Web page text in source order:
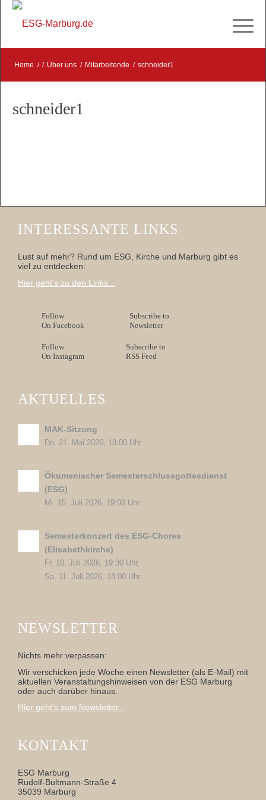
Home / / Über uns / Mitarbeitende / schneider1
schneider1
INTERESSANTE LINKS
Lust auf mehr? Rund um ESG, Kirche und Marburg gibt es
viel zu entdecken:
Hier geht's zu den Links...
Follow
On Facebook
Subscribe to
Newsletter
Follow
On Instagram
Subscribe to
RSS Feed
AKTUELLES
MAK-Sitzung
Do. 21. Mai 2026, 18:00 Uhr
Ökumenischer Semesterschlussgottesdienst
(ESG)
Mi. 15. Juli 2026, 19:00 Uhr
Semesterkonzert des ESG-Chores
(Elisabethkirche)
Fr. 10. Juli 2026, 19:30 Uhr,
Sa. 11. Juli 2026, 18:00 Uhr
NEWSLETTER
Nichts mehr verpassen:
Wir verschicken jede Woche einen Newsletter (als E-Mail) mit
aktuellen Veranstaltungshinweisen von der ESG Marburg
oder auch darüber hinaus.
Hier geht's zum Newsletter...
KONTAKT
ESG Marburg
Rudolf-Bultmann-Straße 4
35039 Marburg